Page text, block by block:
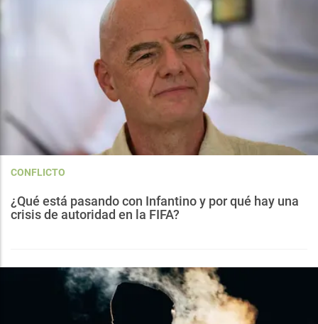
CONFLICTO
¿Qué está pasando con Infantino y por qué hay una
crisis de autoridad en la FIFA?